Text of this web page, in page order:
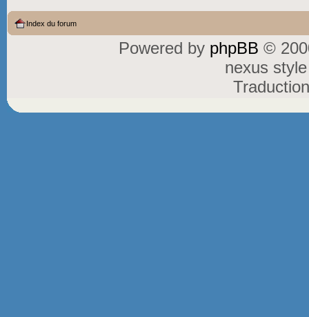
Index du forum
Powered by phpBB ©
nexus